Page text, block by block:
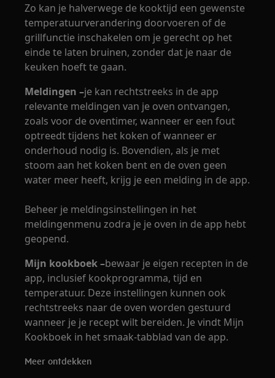
Zo kan je halverwege de kooktijd een gewenste
temperatuurverandering doorvoeren of de
grillfunctie inschakelen om je gerecht op het
einde te laten bruinen, zonder dat je naar de
keuken hoeft te gaan.
Meldingen –je kan rechtstreeks in de app
relevante meldingen van je oven ontvangen,
zoals voor de oventimer, wanneer er een fout
optreedt tijdens het koken of wanneer er
onderhoud nodig is. Bovendien, als je met
stoom aan het koken bent en de oven geen
water meer heeft, krijg je een melding in de app.
Beheer je meldingsinstellingen in het
meldingenmenu zodra je je oven in de app hebt
geopend.
Mijn kookboek –bewaar je eigen recepten in de
app, inclusief kookprogramma, tijd en
temperatuur. Deze instellingen kunnen ook
rechtstreeks naar de oven worden gestuurd
wanneer je je recept wilt bereiden. Je vindt Mijn
Kookboek in het smaak-tabblad van de app.
Meer ontdekken